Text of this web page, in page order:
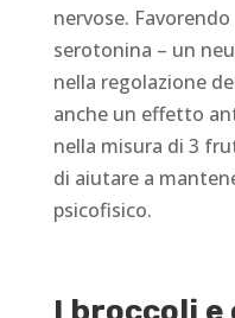
nervose.
serotonina – un
nella regolazione
anche un effetto
nella misura di 3
di aiutare a
psicofisico.